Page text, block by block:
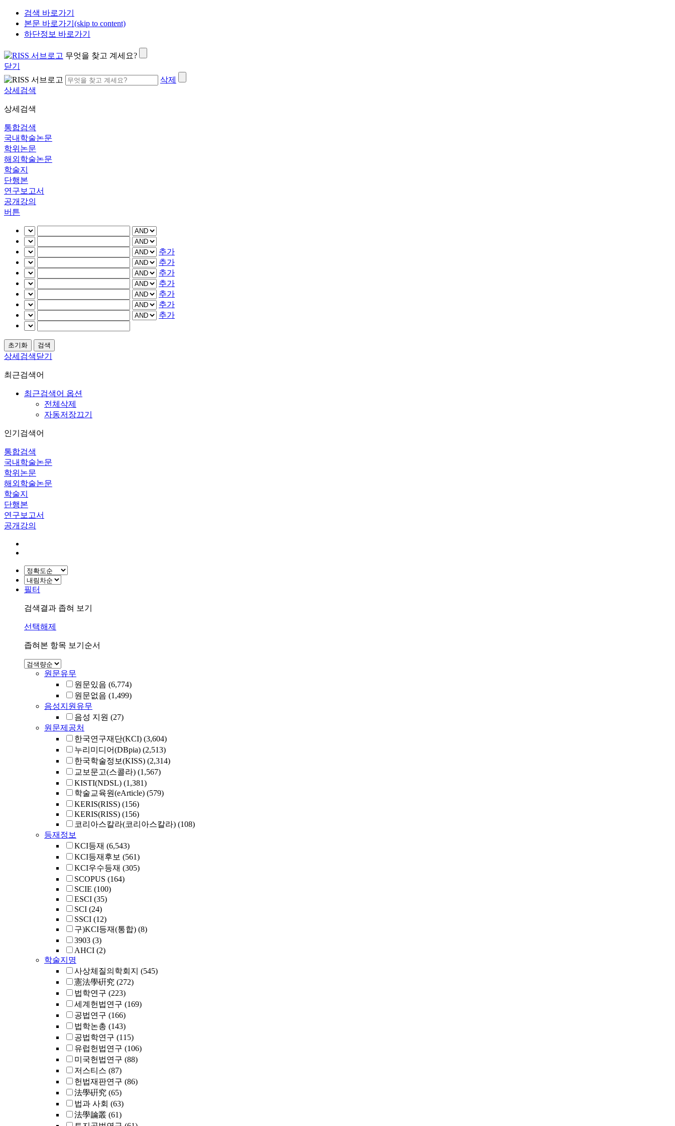
검색 바로가기
본문 바로가기(skip to content)
하단정보 바로가기
무엇을 찾고 계세요?
닫기
삭제
상세검색
상세검색
통합검색
국내학술논문
학위논문
해외학술논문
학술지
단행본
연구보고서
공개강의
버튼
추가
추가
추가
추가
추가
추가
추가
상세검색닫기
최근검색어
최근검색어 옵션
전체삭제
자동저장끄기
인기검색어
통합검색
국내학술논문
학위논문
해외학술논문
학술지
단행본
연구보고서
공개강의
필터
검색결과 좁혀 보기
선택해제
좁혀본 항목 보기순서
원문유무
원문있음 (6,774)
원문없음 (1,499)
음성지원유무
음성 지원 (27)
원문제공처
한국연구재단(KCI) (3,604)
누리미디어(DBpia) (2,513)
한국학술정보(KISS) (2,314)
교보문고(스콜라) (1,567)
KISTI(NDSL) (1,381)
학술교육원(eArticle) (579)
KERIS(RISS) (156)
KERIS(RISS) (156)
코리아스칼라(코리아스칼라) (108)
등재정보
KCI등재 (6,543)
KCI등재후보 (561)
KCI우수등재 (305)
SCOPUS (164)
SCIE (100)
ESCI (35)
SCI (24)
SSCI (12)
구)KCI등재(통합) (8)
3903 (3)
AHCI (2)
학술지명
사상체질의학회지 (545)
憲法學硏究 (272)
법학연구 (223)
세계헌법연구 (169)
공법연구 (166)
법학논총 (143)
공법학연구 (115)
유럽헌법연구 (106)
미국헌법연구 (88)
저스티스 (87)
헌법재판연구 (86)
法學硏究 (65)
법과 사회 (63)
法學論叢 (61)